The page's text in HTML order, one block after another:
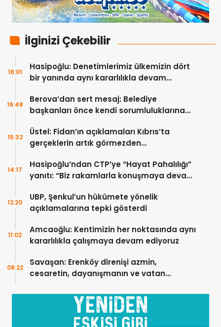
İlginizi Çekebilir
Hasipoğlu: Denetimlerimiz ülkemizin dört
bir yanında aynı kararlılıkla devam
18:01
Berova’dan sert mesaj: Belediye
başkanları önce kendi sorumluluklarına
16:48
Üstel: Fidan’ın açıklamaları Kıbrıs’ta
gerçeklerin artık görmezden
15:32
Hasipoğlu’ndan CTP’ye “Hayat Pahalılığı”
yanıtı: “Biz rakamlarla konuşmaya devam
14:17
UBP, Şenkul’un hükümete yönelik
açıklamalarına tepki gösterdi
12:20
Amcaoğlu: Kentimizin her noktasında aynı
kararlılıkla çalışmaya devam ediyoruz
11:02
Savaşan: Erenköy direnişi azmin,
cesaretin, dayanışmanın ve vatan
08:22